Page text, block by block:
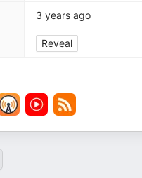
3 years ago
Reveal